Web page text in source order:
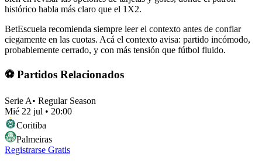
histórico habla más claro que el 1X2.
BetEscuela recomienda siempre leer el contexto antes de confiar
ciegamente en las cuotas. Acá el contexto avisa: partido incómodo,
probablemente cerrado, y con más tensión que fútbol fluido.
⚽ Partidos Relacionados
Serie A• Regular Season
Mié 22 jul • 20:00
Coritiba
Palmeiras
Registrarse Gratis